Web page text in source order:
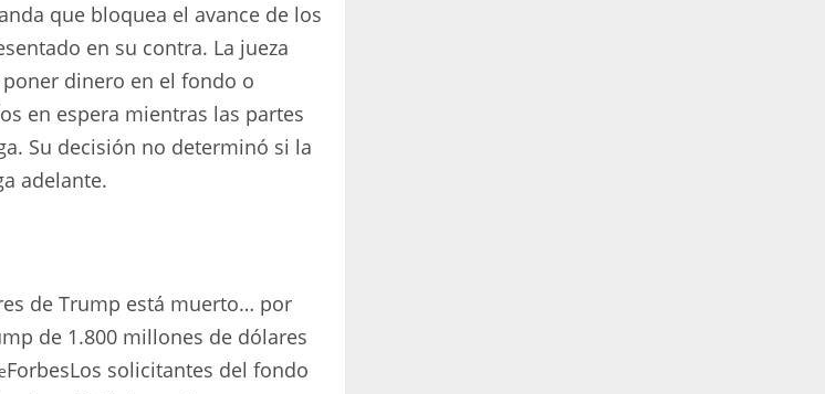
que bloquea el avance de los
en su contra. La jueza
dinero en el fondo o
en espera mientras las partes
Su decisión no determinó si la
adelante.
de Trump está muerto… por
de 1.800 millones de dólares
ForbesLos solicitantes del fondo